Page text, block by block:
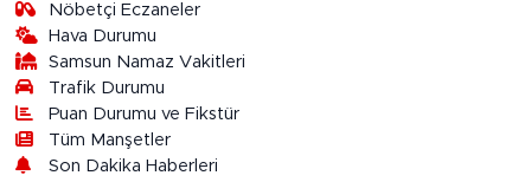
Nöbetçi Eczaneler
Hava Durumu
Samsun Namaz Vakitleri
Trafik Durumu
Puan Durumu ve Fikstür
Tüm Manşetler
Son Dakika Haberleri